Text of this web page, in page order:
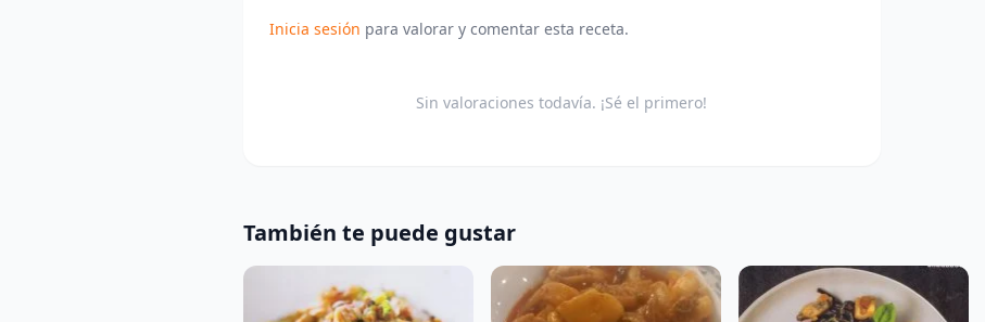
Inicia sesión para valorar y comentar esta receta.
Sin valoraciones todavía. ¡Sé el primero!
También te puede gustar